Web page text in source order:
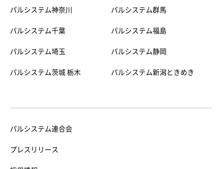
パルシステム神奈川
パルシステム千葉
パルシステム埼玉
パルシステム茨城 栃木
パルシステム群馬
パルシステム福島
パルシステム静岡
パルシステム新潟ときめき
パルシステム連合会
プレスリリース